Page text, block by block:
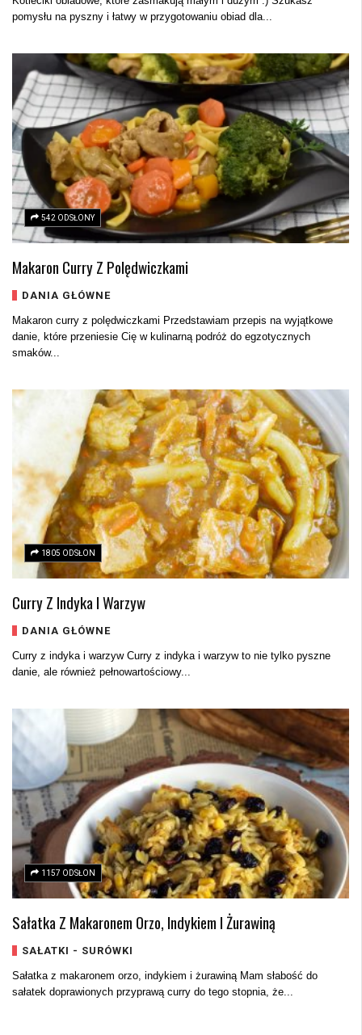
pomysłu na pyszny i łatwy w przygotowaniu obiad dla...
542 ODSŁONY
Makaron Curry Z Polędwiczkami
DANIA GŁÓWNE
Makaron curry z polędwiczkami Przedstawiam przepis na wyjątkowe
danie, które przeniesie Cię w kulinarną podróż do egzotycznych
smaków...
1805 ODSŁON
Curry Z Indyka I Warzyw
DANIA GŁÓWNE
Curry z indyka i warzyw Curry z indyka i warzyw to nie tylko pyszne
danie, ale również pełnowartościowy...
1157 ODSŁON
Sałatka Z Makaronem Orzo, Indykiem I Żurawiną
SAŁATKI - SURÓWKI
Sałatka z makaronem orzo, indykiem i żurawiną Mam słabość do
sałatek doprawionych przyprawą curry do tego stopnia, że...